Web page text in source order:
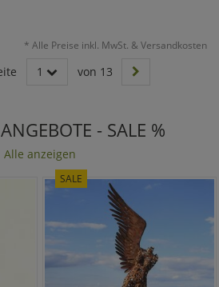
* Alle Preise inkl. MwSt. & Versandkosten
1 von 13
- SALE %
Alle anzeigen
SALE